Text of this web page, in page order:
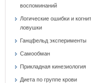
воспоминаний
Логические ошибки и
ловушки
Ганцфельд эксперименты
Самообман
Прикладная кинезиология
Диета по группе крови